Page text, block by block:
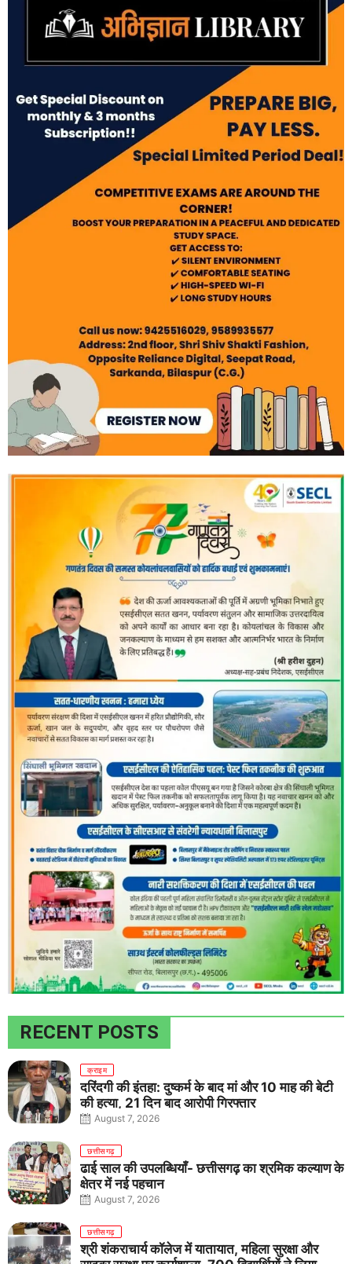
RECENT POSTS
क्राइम
दरिंदगी की इंतहा: दुष्कर्म के बाद मां और 10 माह की बेटी
की हत्या, 21 दिन बाद आरोपी गिरफ्तार
August 7, 2026
छत्तीसगढ़
ढाई साल की उपलब्धियाँ- छत्तीसगढ़ का श्रमिक कल्याण के
क्षेत्र में नई पहचान
August 7, 2026
छत्तीसगढ़
श्री शंकराचार्य कॉलेज में यातायात, महिला सुरक्षा और